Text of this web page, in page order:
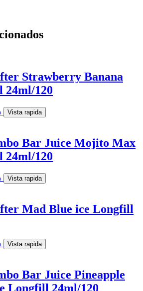
Strawberry Banana
24ml/120
Vista rapida
Bar Juice Mojito Max
24ml/120
Vista rapida
Mad Blue ice Longfill
Vista rapida
Bar Juice Pineapple
Longfill 24ml/120